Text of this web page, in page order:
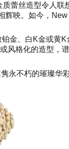
蕾丝造型令人
映。如今，New
金、白K金或黄
格化的造型，
永不朽的璀璨华彩